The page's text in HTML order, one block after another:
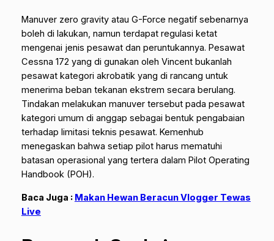
Manuver zero gravityatau G-Force negatif sebenarnya
boleh di lakukan, namun terdapat regulasi ketat
mengenai jenis pesawat dan peruntukannya. Pesawat
Cessna 172 yang di gunakan oleh Vincent bukanlah
pesawat kategori akrobatik yang di rancang untuk
menerima beban tekanan ekstrem secara berulang.
Tindakan melakukan manuver tersebut pada pesawat
kategori umum di anggap sebagai bentuk pengabaian
terhadap limitasi teknis pesawat. Kemenhub
menegaskan bahwa setiap pilot harus mematuhi
batasan operasional yang tertera dalam Pilot Operating
Handbook(POH).
Baca Juga : Makan Hewan Beracun Vlogger Tewas
Live